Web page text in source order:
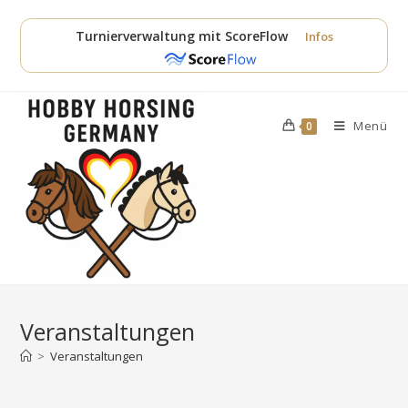
Inhalt
Turnierverwaltung mit ScoreFlow Infos
0 Menü
Veranstaltungen
> Veranstaltungen